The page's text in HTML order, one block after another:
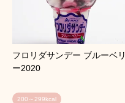
フロリダサンデー ブルーベリ
ー2020
200～299kcal